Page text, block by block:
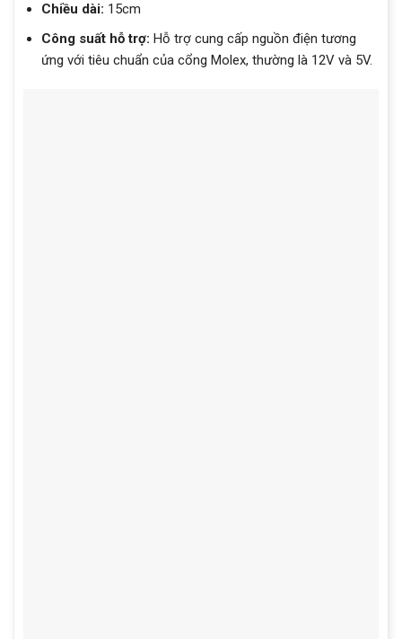
Chiều dài: 15cm
Công suất hỗ trợ: Hỗ trợ cung cấp nguồn điện tương
ứng với tiêu chuẩn của cổng Molex, thường là 12V và 5V.